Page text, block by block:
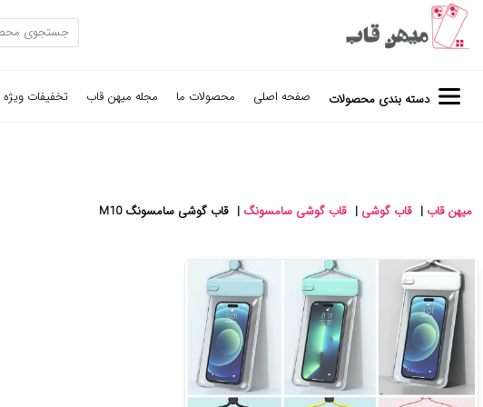
دسته بندی محصولات صفحه اصلی محصولات ما مجله میهن قاب تخفیفات ویژه
میهن قاب | قاب گوشی | قاب گوشی سامسونگ | قاب گوشی سامسونگ M10